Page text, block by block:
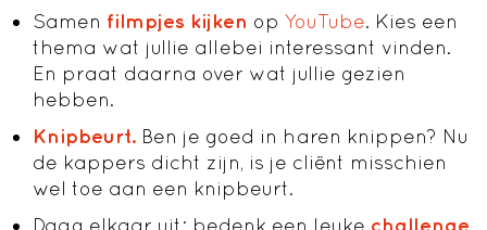
Samen filmpjes kijken op YouTube. Kies een
thema wat jullie allebei interessant vinden.
En praat daarna over wat jullie gezien
hebben.
Knipbeurt. Ben je goed in haren knippen? Nu
de kappers dicht zijn, is je cliënt misschien
wel toe aan een knipbeurt.